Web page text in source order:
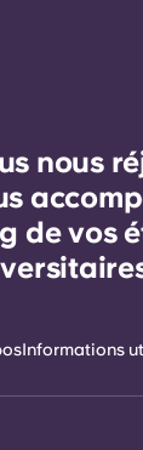
nous
de vos
Informations